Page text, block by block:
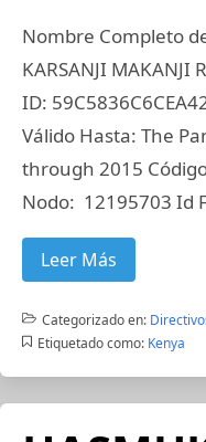
Nombre Completo
KARSANJI MAKANJI
ID:
Válido Hasta: The
through 2015
Nodo: 12195703 Id
Leer Más
Categorizado en:
Etiquetado como: Kenya